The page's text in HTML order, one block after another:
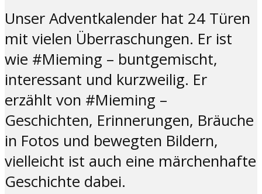
Unser Adventkalender hat 24 Türen
mit vielen Überraschungen. Er ist
wie #Mieming – buntgemischt,
interessant und kurzweilig. Er
erzählt von #Mieming –
Geschichten, Erinnerungen, Bräuche
in Fotos und bewegten Bildern,
vielleicht ist auch eine märchenhafte
Geschichte dabei.